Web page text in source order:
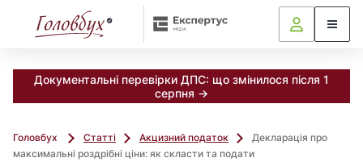
Документальні перевірки ДПС: що змінилося після 1
серпня →
Головбух Статті Акцизний податок
Декларація про
максимальні роздрібні ціни: як скласти та подати